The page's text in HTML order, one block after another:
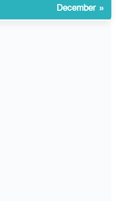
চুয়াডাঙ্গা/ প্রথম স্ত্রীকে নিয়ে
মালয়েশিয়ায়, দ্বিতীয় স্ত্রী
December »